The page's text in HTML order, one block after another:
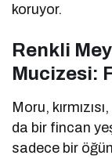
koruyor.
Renkli
Mucizesi:
Moru,
da bir fincan
sadece bir